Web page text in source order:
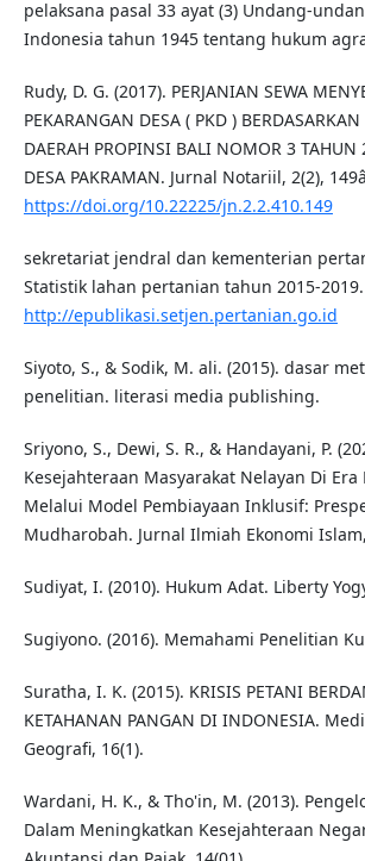
pelaksana pasal 33 ayat (3) Undang-
Indonesia tahun 1945 tentang hukum
Rudy, D. G. (2017). PERJANIAN SEWA
PEKARANGAN DESA ( PKD ) BERDASARKAN
DAERAH PROPINSI BALI NOMOR 3 TAHUN
DESA PAKRAMAN. Jurnal Notariil, 2(2),
https://doi.org/10.22225/jn.2.2.410.149
sekretariat jendral dan kementerian
Statistik lahan pertanian tahun 2015-2019.
http://epublikasi.setjen.pertanian.go.id
Siyoto, S., & Sodik, M. ali. (2015). dasar
penelitian. literasi media publishing.
Sriyono, S., Dewi, S. R., & Handayani, P.
Kesejahteraan Masyarakat Nelayan Di Era
Melalui Model Pembiayaan Inklusif:
Mudharobah. Jurnal Ilmiah Ekonomi Islam,
Sudiyat, I. (2010). Hukum Adat. Liberty
Sugiyono. (2016). Memahami Penelitian
Suratha, I. K. (2015). KRISIS PETANI
KETAHANAN PANGAN DI INDONESIA.
Geografi, 16(1).
Wardani, H. K., & Tho'in, M. (2013).
Dalam Meningkatkan Kesejahteraan